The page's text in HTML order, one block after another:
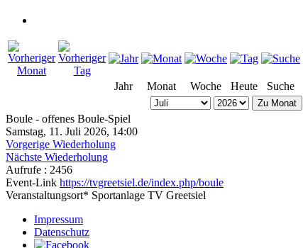
Jahr Monat Woche Heute Suche
Zu Monat
Boule - offenes Boule-Spiel
Samstag, 11. Juli 2026, 14:00
Vorgerige Wiederholung
Nächste Wiederholung
Aufrufe : 2456
Event-Link https://tvgreetsiel.de/index.php/boule
Veranstaltungsort* Sportanlage TV Greetsiel
Impressum
Datenschutz